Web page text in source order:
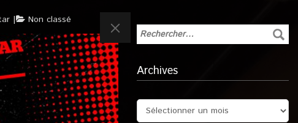
Non classé
Archives